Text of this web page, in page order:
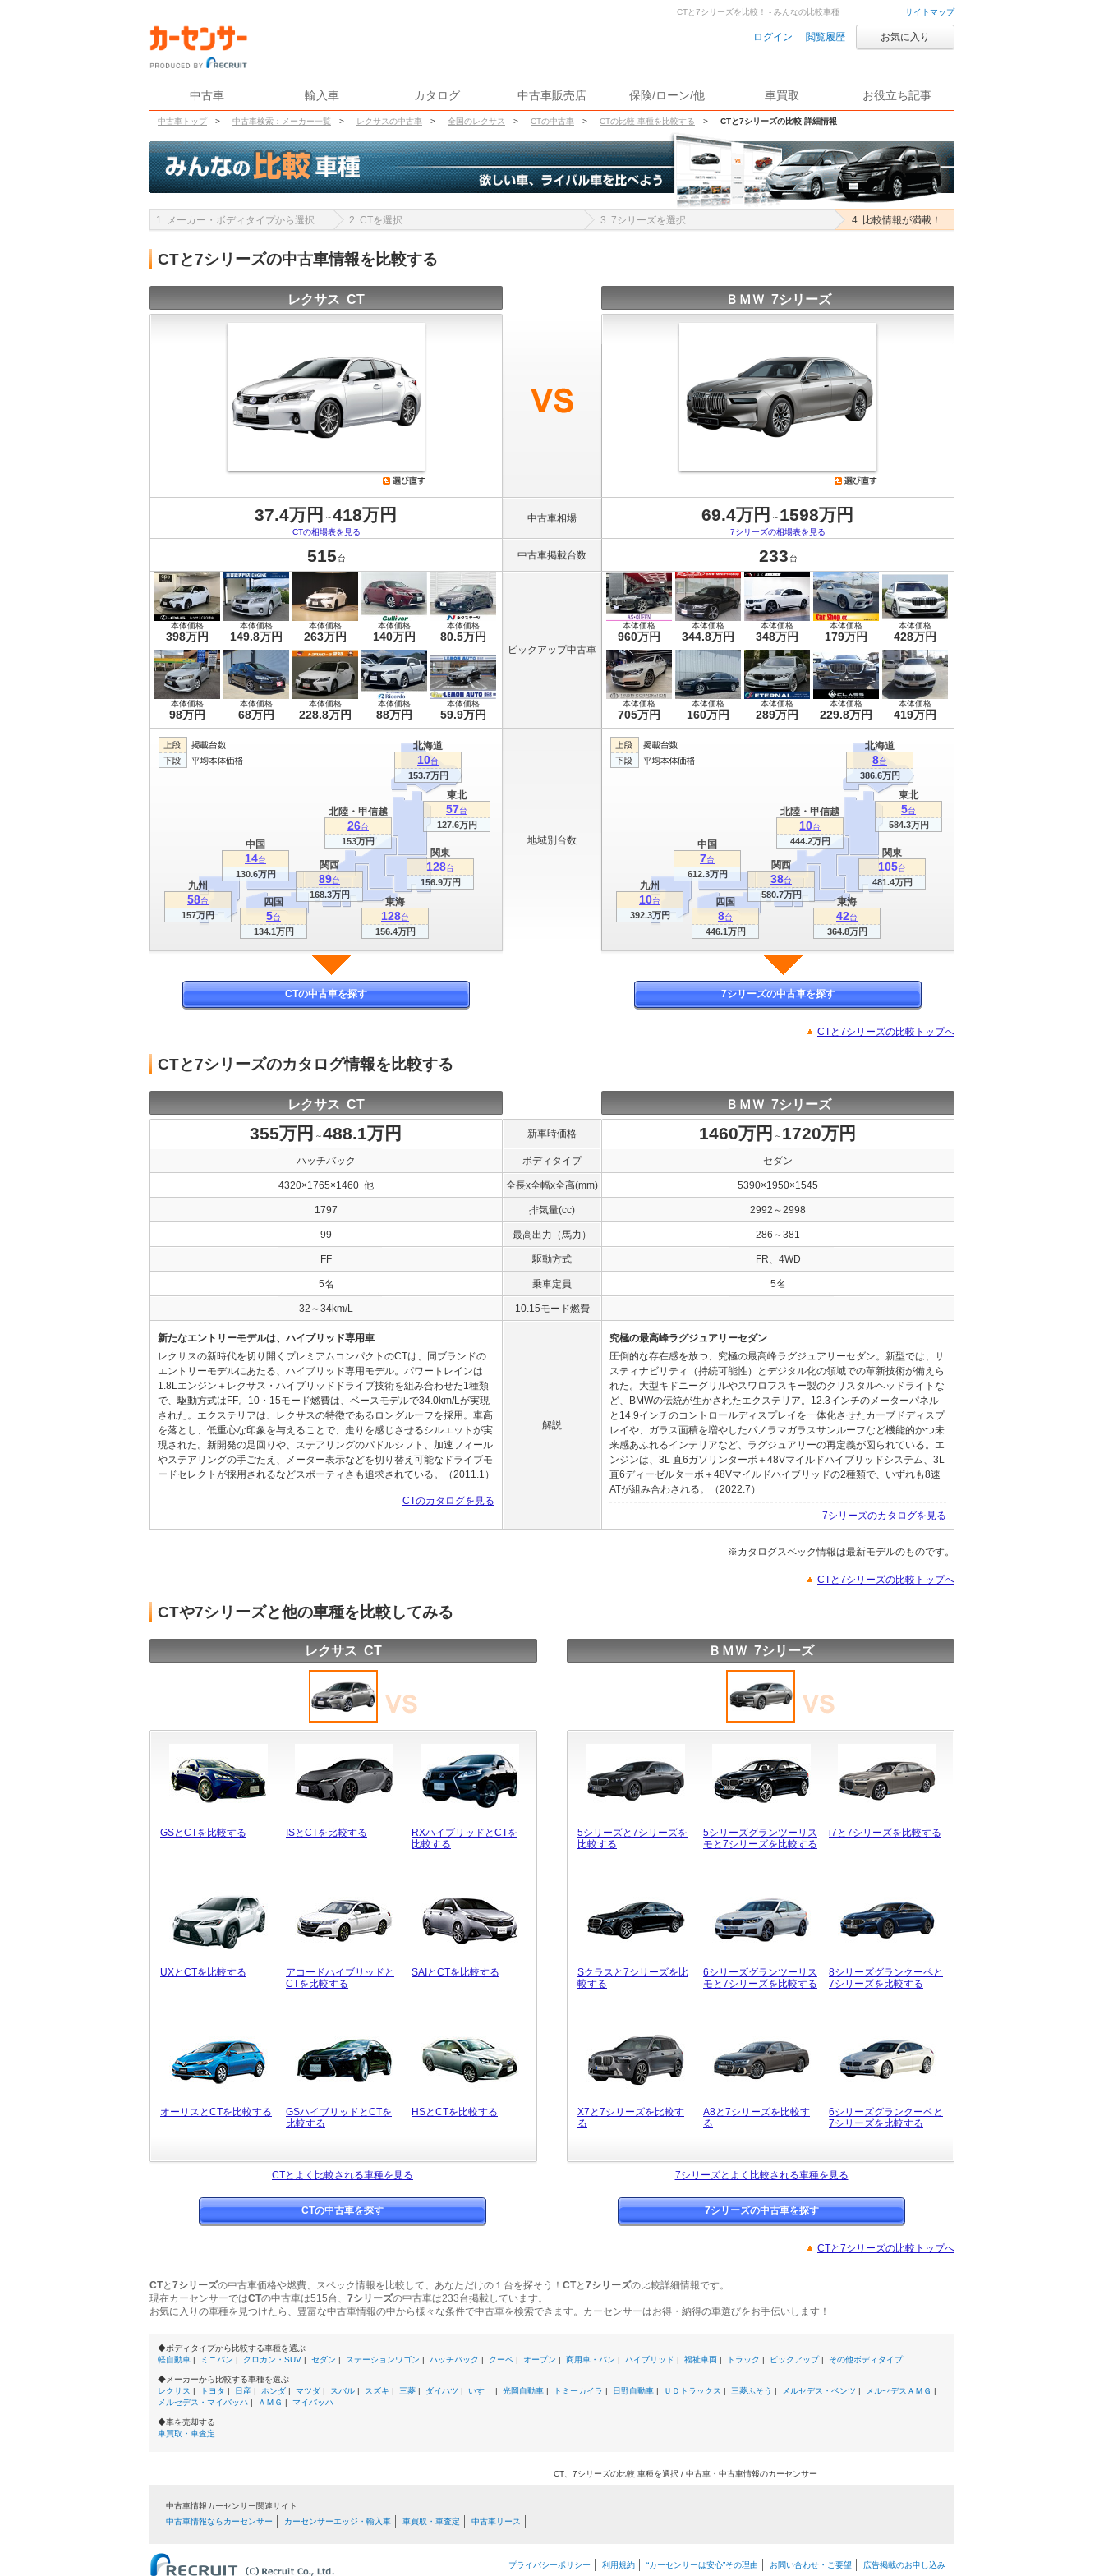
サイトマップ
ログイン 閲覧履歴 お気に入り
中古車 輸入車 カタログ 中古車販売店 保険/ローン/他 車買取 お役立ち記事
中古車トップ > 中古車検索：メーカー一覧 > レクサスの中古車 > 全国のレクサス > CTの中古車 > CTの比較 車種を比較する > CTと7シリーズの比較 詳細情報
CTと7シリーズを比較！ - みんなの比較車種
1. メーカー・ボディタイプから選択 2. CTを選択 3. 7シリーズを選択 4. 比較情報が満載！
CTと7シリーズの中古車情報を比較する
レクサス CT ＢＭＷ 7シリーズ
37.4万円 ～418万円
CTの相場表を見る
中古車相場 69.4万円 ～ 1598万円
7シリーズの相場表を見る
515 台 中古車掲載台数 233 台
本体価格
398万円
本体価格
149.8万円
本体価格
263万円
本体価格
140万円
本体価格
80.5万円
本体価格
98万円
本体価格
68万円
本体価格
228.8万円
本体価格
88万円
本体価格
59.9万円
ピックアップ中古車
本体価格
960万円
本体価格
344.8万円
本体価格
348万円
本体価格
179万円
本体価格
428万円
本体価格
705万円
本体価格
160万円
本体価格
289万円
本体価格
229.8万円
本体価格
419万円
関東
128台
156.9万円
関西
89台
168.3万円
東海
128台
156.4万円
北海道
10台
153.7万円
九州
58台
157万円
東北
57台
127.6万円
北陸・甲信越
26台
153万円
中国
14台
130.6万円
四国
5台
134.1万円
地域別台数
関東
105台
481.4万円
関西
38台
580.7万円
東海
42台
364.8万円
北海道
8台
386.6万円
九州
10台
392.3万円
東北
5台
584.3万円
北陸・甲信越
10台
444.2万円
中国
7台
612.3万円
四国
8台
446.1万円
CTの中古車を探す 7シリーズの中古車を探す
CTと7シリーズの比較トップへ
CTと7シリーズのカタログ情報を比較する
レクサス CT ＢＭＷ 7シリーズ
355万円 ～488.1万円 新車時価格 1460万円 ～ 1720万円
ハッチバック ボディタイプ セダン
4320×1765×1460 他 全長x全幅x全高(mm) 5390×1950×1545
1797 排気量(cc) 2992～2998
99 最高出力（馬力） 286～381
FF 駆動方式 FR、4WD
5名 乗車定員 5名
32～34km/L 10.15モード燃費 ---
新たなエントリーモデルは、ハイブリッド専用車
レクサスの新時代を切り開くプレミアムコンパクトのCTは、同ブランドの
エントリーモデルにあたる、ハイブリッド専用モデル。パワートレインは
1.8Lエンジン＋レクサス・ハイブリッドドライブ技術を組み合わせた1種類
で、駆動方式はFF。10・15モード燃費は、ベースモデルで34.0km/Lが実現
された。エクステリアは、レクサスの特徴であるロングルーフを採用。車高
を落とし、低重心な印象を与えることで、走りを感じさせるシルエットが実
現された。新開発の足回りや、ステアリングのパドルシフト、加速フィール
やステアリングの手ごたえ、メーター表示などを切り替え可能なドライブモ
ードセレクトが採用されるなどスポーティさも追求されている。（2011.1）
CTのカタログを見る
解説
究極の最高峰ラグジュアリーセダン
圧倒的な存在感を放つ、究極の最高峰ラグジュアリーセダン。新型では、サ
スティナビリティ（持続可能性）とデジタル化の領域での革新技術が備えら
れた。大型キドニーグリルやスワロフスキー製のクリスタルヘッドライトな
ど、BMWの伝統が生かされたエクステリア。12.3インチのメーターパネル
と14.9インチのコントロールディスプレイを一体化させたカーブドディスプ
レイや、ガラス面積を増やしたパノラマガラスサンルーフなど機能的かつ未
来感あふれるインテリアなど、ラグジュアリーの再定義が図られている。エ
ンジンは、3L 直6ガソリンターボ＋48Vマイルドハイブリッドシステム、3L
直6ディーゼルターボ＋48Vマイルドハイブリッドの2種類で、いずれも8速
ATが組み合わされる。（2022.7）
7シリーズのカタログを見る
※カタログスペック情報は最新モデルのものです。
CTと7シリーズの比較トップへ
CTや7シリーズと他の車種を比較してみる
レクサス CT
GSとCTを比較する ISとCTを比較する
RXハイブリッドとCTを
比較する
UXとCTを比較する
アコードハイブリッドと
CTを比較する
SAIとCTを比較する
オーリスとCTを比較する
GSハイブリッドとCTを
比較する
HSとCTを比較する
ＢＭＷ 7シリーズ
5シリーズと7シリーズを
比較する
5シリーズグランツーリス
モと7シリーズを比較する
i7と7シリーズを比較する
Sクラスと7シリーズを比
較する
6シリーズグランツーリス
モと7シリーズを比較する
8シリーズグランクーペと
7シリーズを比較する
X7と7シリーズを比較す
る
A8と7シリーズを比較す
る
6シリーズグランクーペと
7シリーズを比較する
CTとよく比較される車種を見る 7シリーズとよく比較される車種を見る
CTの中古車を探す 7シリーズの中古車を探す
CTと7シリーズの比較トップへ
CTと 7シリーズの中古車価格や燃費、スペック情報を比較して、あなただけの１台を探そう！ CTと 7シリーズの比較詳細情報です。
現在カーセンサーではCTの中古車は515台、 7シリーズの中古車は233台掲載しています。
お気に入りの車種を見つけたら、豊富な中古車情報の中から様々な条件で中古車を検索できます。カーセンサーはお得・納得の車選びをお手伝いします！
◆ボディタイプから比較する車種を選ぶ
軽自動車 | ミニバン | クロカン・SUV | セダン | ステーションワゴン | ハッチバック | クーペ | オープン | 商用車・バン | ハイブリッド | 福祉車両 | トラック | ピックアップ| その他ボディタイプ
◆メーカーから比較する車種を選ぶ
レクサス | トヨタ | 日産 | ホンダ | マツダ | スバル | スズキ | 三菱 | ダイハツ | いすゞ | 光岡自動車 | トミーカイラ | 日野自動車 | ＵＤトラックス | 三菱ふそう | メルセデス・ベンツ | メルセデスＡＭＧ |
メルセデス・マイバッハ | ＡＭＧ | マイバッハ
◆車を売却する
車買取・車査定
CT、7シリーズの比較 車種を選択 / 中古車・中古車情報のカーセンサー
中古車情報カーセンサー関連サイト
中古車情報ならカーセンサー
カーセンサーエッジ・輸入車 車買取・車査定 中古車リース
プライバシーポリシー 利用規約 “カーセンサーは安心”その理由 お問い合わせ・ご要望 広告掲載のお申し込み